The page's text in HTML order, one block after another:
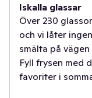
Iskalla glassar
Över 230
och vi låter ingen
smälta på vägen
Fyll frysen med
favoriter i